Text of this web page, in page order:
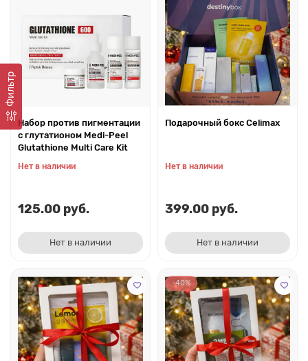
Фильтр
Набор против пигментации
с глутатионом Medi-Peel
Glutathione Multi Care Kit
Нет в наличии
125.00 руб.
Нет в наличии
Подарочный бокс Celimax
Нет в наличии
399.00 руб.
Нет в наличии
-40%